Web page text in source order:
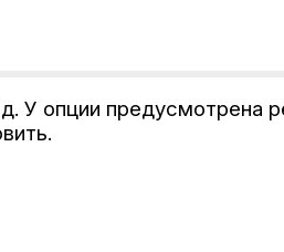
У опции предусмотрена